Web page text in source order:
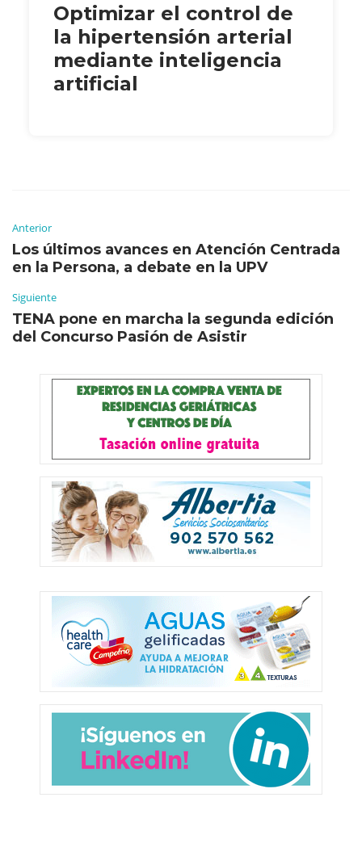
Optimizar el control de
la hipertensión arterial
mediante inteligencia
artificial
Anterior
Los últimos avances en Atención Centrada
en la Persona, a debate en la UPV
Siguiente
TENA pone en marcha la segunda edición
del Concurso Pasión de Asistir